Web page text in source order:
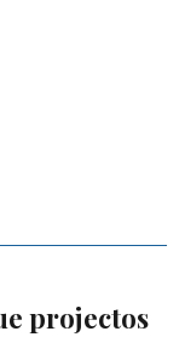
projectos